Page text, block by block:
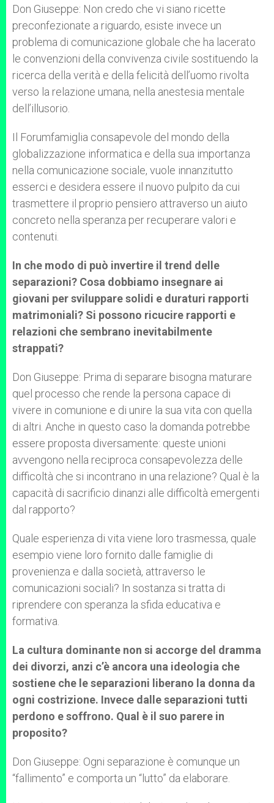
Don Giuseppe: Non credo che vi siano ricette
preconfezionate a riguardo, esiste invece un
problema di comunicazione globale che ha lacerato
le convenzioni della convivenza civile sostituendo la
ricerca della verità e della felicità dell’uomo rivolta
verso la relazione umana, nella anestesia mentale
dell’illusorio.
Il Forumfamiglia consapevole del mondo della
globalizzazione informatica e della sua importanza
nella comunicazione sociale, vuole innanzitutto
esserci e desidera essere il nuovo pulpito da cui
trasmettere il proprio pensiero attraverso un aiuto
concreto nella speranza per recuperare valori e
contenuti.
In che modo di può invertire il trend delle
separazioni? Cosa dobbiamo insegnare ai
giovani per sviluppare solidi e duraturi rapporti
matrimoniali? Si possono ricucire rapporti e
relazioni che sembrano inevitabilmente
strappati?
Don Giuseppe: Prima di separare bisogna maturare
quel processo che rende la persona capace di
vivere in comunione e di unire la sua vita con quella
di altri. Anche in questo caso la domanda potrebbe
essere proposta diversamente: queste unioni
avvengono nella reciproca consapevolezza delle
difficoltà che si incontrano in una relazione? Qual è la
capacità di sacrificio dinanzi alle difficoltà emergenti
dal rapporto?
Quale esperienza di vita viene loro trasmessa, quale
esempio viene loro fornito dalle famiglie di
provenienza e dalla società, attraverso le
comunicazioni sociali? In sostanza si tratta di
riprendere con speranza la sfida educativa e
formativa.
La cultura dominante non si accorge del dramma
dei divorzi, anzi c’è ancora una ideologia che
sostiene che le separazioni liberano la donna da
ogni costrizione. Invece dalle separazioni tutti
perdono e soffrono. Qual è il suo parere in
proposito?
Don Giuseppe: Ogni separazione è comunque un
“fallimento” e comporta un “lutto” da elaborare.